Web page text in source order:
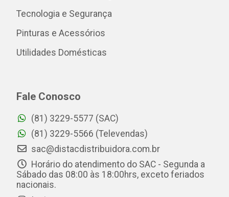
Tecnologia e Segurança
Pinturas e Acessórios
Utilidades Domésticas
Fale Conosco
(81) 3229-5577 (SAC)
(81) 3229-5566 (Televendas)
sac@distacdistribuidora.com.br
Horário do atendimento do SAC - Segunda a
Sábado das 08:00 às 18:00hrs, exceto feriados
nacionais.